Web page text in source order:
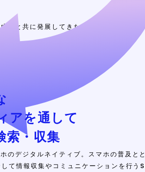
長と共に発展してきたインターネット。
集。
アを通して
索・収集
のデジタルネイティブ。スマホの普及と
て情報収集やコミュニケーションを行う